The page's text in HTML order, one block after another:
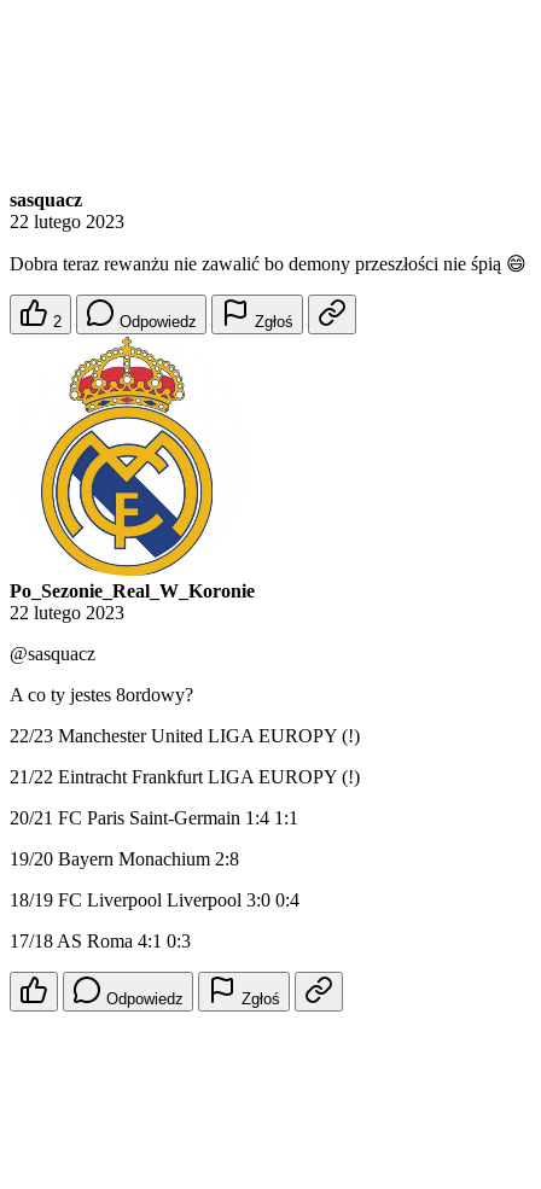
sasquacz
22 lutego 2023
Dobra teraz rewanżu nie zawalić bo demony przeszłości nie śpią 😄
2 Odpowiedz Zgłoś
Po_Sezonie_Real_W_Koronie
22 lutego 2023
@sasquacz
A co ty jestes 8ordowy?
22/23 Manchester United LIGA EUROPY (!)
21/22 Eintracht Frankfurt LIGA EUROPY (!)
20/21 FC Paris Saint-Germain 1:4 1:1
19/20 Bayern Monachium 2:8
18/19 FC Liverpool Liverpool 3:0 0:4
17/18 AS Roma 4:1 0:3
Odpowiedz Zgłoś